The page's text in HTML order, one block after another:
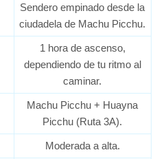
Sendero empinado desde la
ciudadela de Machu Picchu.
1 hora de ascenso,
dependiendo de tu ritmo al
caminar.
Machu Picchu + Huayna
Picchu (Ruta 3A).
Moderada a alta.